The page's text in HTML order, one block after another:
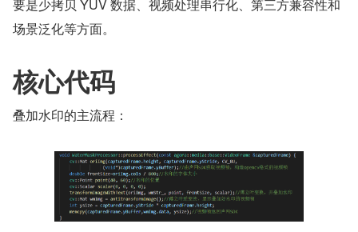
要是少拷贝 YUV 数据、视频处理串行化、第三方兼容性和
场景泛化等方面。
核心代码
叠加水印的主流程：